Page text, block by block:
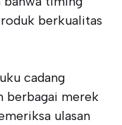
berkualitas
cadang
berbagai merek
ulasan